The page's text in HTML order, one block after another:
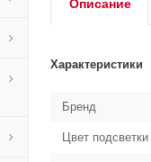
Описание
Характеристики
Бренд
Цвет